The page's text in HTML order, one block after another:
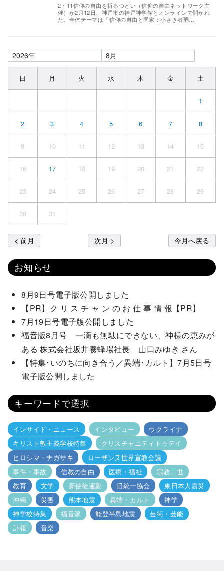
2・11信仰の自由を祈るつどい（信仰の自由ネットワーク主
催）が2月12日、神戸市の神戸神学館とオンラインで開かれ
た。全体テーマは「信仰の自由と国家：小さき者弱…
日 月 火 水 木 金 土
1
2 3 4 5 6 7 8
9 10 11 12 13 14 15
16 17 18 19 20 21 22
23 24 25 26 27 28 29
30 31
< 前月 次月 > 今月へ戻る
お知らせ
8月9日号電子版公開しました
【PR】ク リ ス チ ャ ン の お 仕 事 情 報【PR】
7月19日号電子版公開しました
福音版8月号 一滴も無駄にできない、神様の恵みが
ある 株式会社坂井養蜂場社長 山口みゆき さん
【特集･いのちに向き合う／異端･カルト】7月5日号
電子版公開しました
キーワードで選択
インサイド・ニュース インタビュー
ウクライナ
キリスト教主義学校特集
クリスチャニティトゥデイ
ヒロシマ・ナガサキ
ローザンヌ世界宣教会議
事件・事故
信教の自由 医療・福祉
宗教二世
教育
文学 新使徒運動 旧統一協会
東日本大震災
沖縄
災害 熊本地震 異端・カルト
神学
神学校特集
福音派 能登半島地震
芸術・芸能
訃報
音楽